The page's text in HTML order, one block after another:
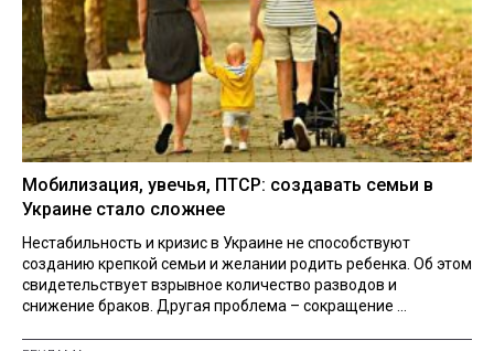
Мобилизация, увечья, ПТСР: создавать семьи в
Украине стало сложнее
Нестабильность и кризис в Украине не способствуют
созданию крепкой семьи и желании родить ребенка. Об этом
свидетельствует взрывное количество разводов и
снижение браков. Другая проблема – сокращение ...